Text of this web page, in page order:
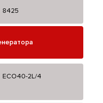
8425
ECO40-2L/4